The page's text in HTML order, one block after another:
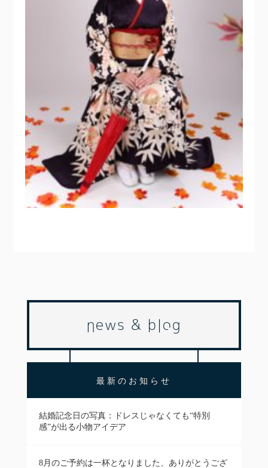
news & blog
最新のお知らせ
結婚記念日の写真：ドレスじゃなくても“特別
感”が出る小物アイデア
8月のご予約は一杯となりました、ありがとうござ